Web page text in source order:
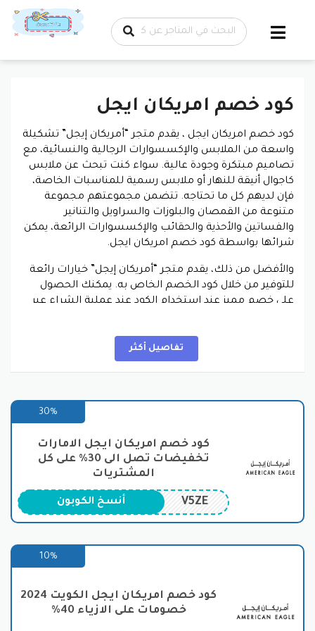
تخطي إلى
المحتوى
كود خصم امريكان ايجل
كود خصم امريكان ايجل ، يقدم متجر “أمريكان إيجل” تشكيلة
واسعة من الملابس والإكسسوارات الرجالية والنسائية، مع
تصاميم مبتكرة وجودة عالية. سواء كنت تبحث عن ملابس
كاجوال أنيقة للنهار أو ملابس رسمية للمناسبات الخاصة،
فإن لديهم كل ما تحتاجه. تتضمن مجموعتهم مجموعة
متنوعة من القمصان والبلوزات والسراويل والتنانير
والفساتين والأحذية والحقائب والإكسسوارات الرائعة، يمكن
شرائها بواسطة كود خصم امريكان ايجل.
والأفضل من ذلك، يقدم متجر “أمريكان إيجل” خيارات رائعة
للتوفير من خلال كود الخصم الخاص به. يمكنك الحصول
على خصم مميز عند استخدام الكود عند عملية الشراء عبر
عبر النشرات الإخبارية للتوصل إلى أحدث العروض
عبر الإنترنت أو في المتاجر الفعلية إذا كنت تبحث عن الأناقة
والجودة. لا تنسَ استخدام كود الخصم للاستمتاع بخصم
خاص على مشترياتك. استمتع بتجربة تسوق رائعة مع
“أمريكان إيجل”، عبر تفعيل كود خصم امريكان ايجل.
ما هي الأقسام المتوفرة على موقع
أمريكان ايجل
والإكسسوارات الرجالية والنسائية، ويوفر تجربة تسوق
مميزة لعشاق الموضة والأناقة. سوف أستعرض لك بعض
من اختيار أفضل المنتجات وفقًا لأذواقك واحتياجاتك‘ من
خلال إضافةكود خصم امريكان ايجل:
تفاصيل أكثر
30%
كود خصم امريكان ايجل الامارات
تخفيضات تصل الى 30% على كل
المشتريات
V5ZE أنسخ الكوبون
10%
كود خصم امريكان ايجل الكويت 2024
خصومات على الازياء 40%